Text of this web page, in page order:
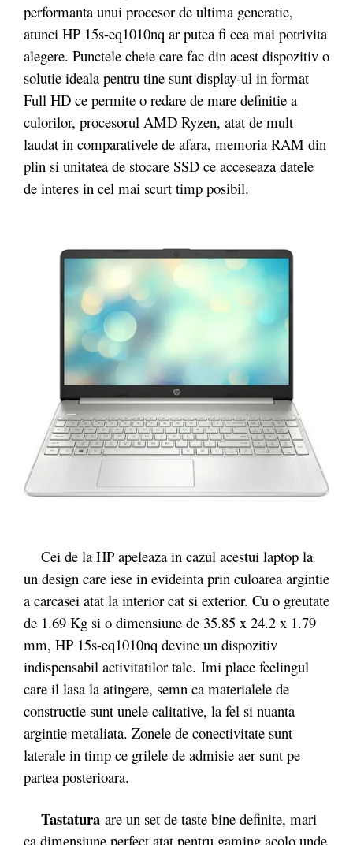
performanta unui procesor de ultima generatie,
atunci HP 15s-eq1010nq ar putea fi cea mai potrivita
alegere. Punctele cheie care fac din acest dispozitiv o
solutie ideala pentru tine sunt display-ul in format
Full HD ce permite o redare de mare definitie a
culorilor, procesorul AMD Ryzen, atat de mult
laudat in comparativele de afara, memoria RAM din
plin si unitatea de stocare SSD ce acceseaza datele
de interes in cel mai scurt timp posibil.
Cei de la HP apeleaza in cazul acestui laptop la
un design care iese in evideinta prin culoarea argintie
a carcasei atat la interior cat si exterior. Cu o greutate
de 1.69 Kg si o dimensiune de 35.85 x 24.2 x 1.79
mm, HP 15s-eq1010nq devine un dispozitiv
indispensabil activitatilor tale. Imi place feelingul
care il lasa la atingere, semn ca materialele de
constructie sunt unele calitative, la fel si nuanta
argintie metaliata. Zonele de conectivitate sunt
laterale in timp ce grilele de admisie aer sunt pe
partea posterioara.
Tastatura are un set de taste bine definite, mari
ca dimensiune perfect atat pentru gaming acolo unde